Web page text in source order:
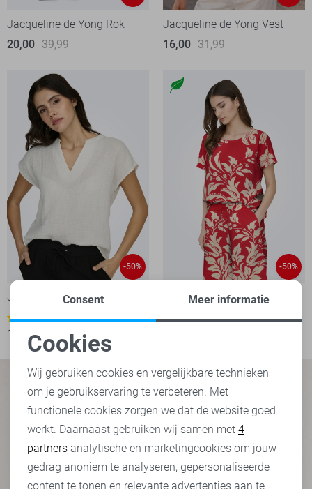
Jacqueline de Yong Rok
20,00 39,99
Jacqueline de Yong Vest
16,00 31,99
-50%
Jacqueline de Yong Blouse
1
12,50
-50%
Jacqueline de Yong T-shirt
10,00 19,99
Noodzakelijke cookies
Personalisatie cookies
Analytische cookies
Marketing cookies
Consent Meer informatie
Cookies
Wij gebruiken cookies en vergelijkbare technieken
om je gebruikservaring te verbeteren. Met
functionele cookies zorgen we dat de website goed
werkt. Daarnaast gebruiken wij samen met 4
partners analytische en marketingcookies om jouw
gedrag anoniem te analyseren, gepersonaliseerde
content te tonen en relevante advertenties aan te